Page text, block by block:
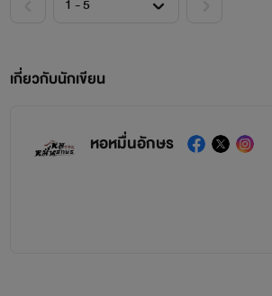
เกี่ยวกับนักเขียน
หอหมื่นอักษร